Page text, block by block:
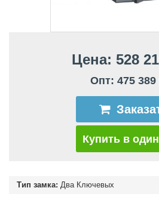
Цена: 528
Опт: 475 389
Купить в
Тип замка: Два Ключевых